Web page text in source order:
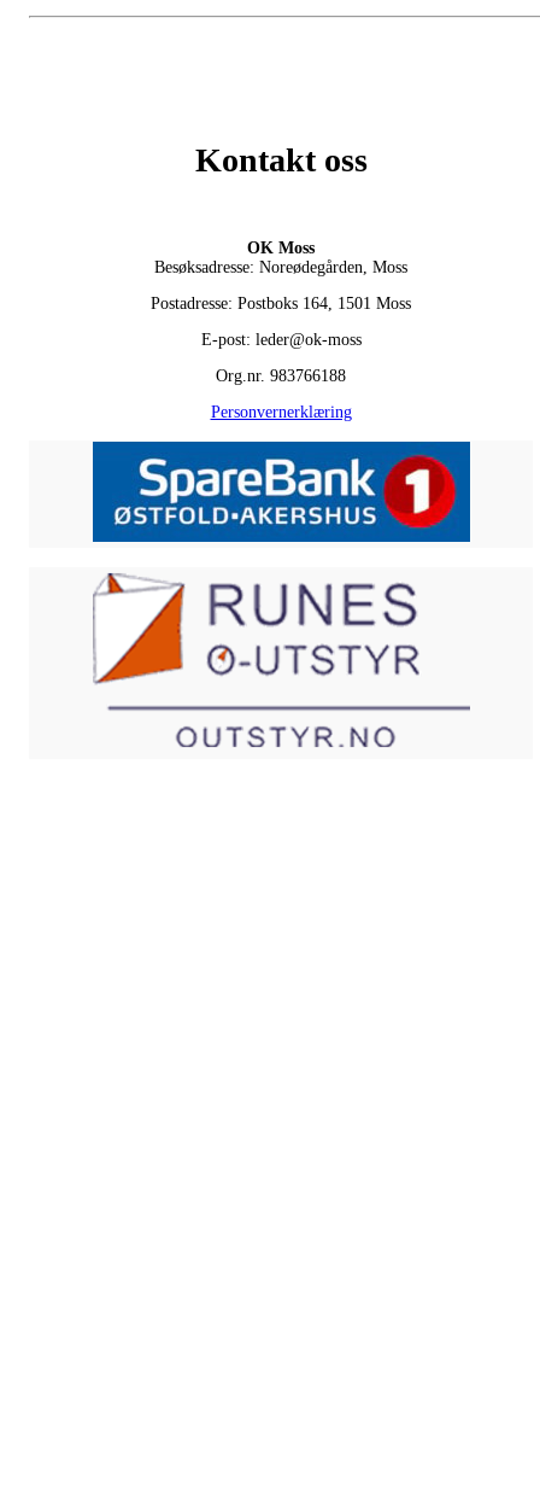
Kontakt oss
OK Moss
Besøksadresse: Noreødegården, Moss
Postadresse: Postboks 164, 1501 Moss
E-post: leder@ok-moss
Org.nr. 983766188
Personvernerklæring